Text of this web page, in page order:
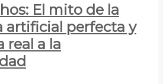
El mito de la
artificial perfecta y
real a la